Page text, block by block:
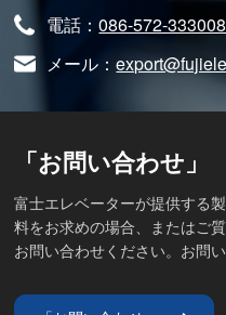
電話：086-572-
メール：
「お問い合わせ」
富士エレベーターが提供する
料をお求めの場合、またはご
お問い合わせください。お問